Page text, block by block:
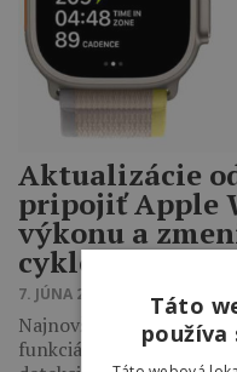
Aktualizácie
pripojiť Apple
výkonu a
cyklopočítač
7. JÚNA 2023 11:09
Najnovšia aktualizácia
funkciách špecifických
Táto
používa